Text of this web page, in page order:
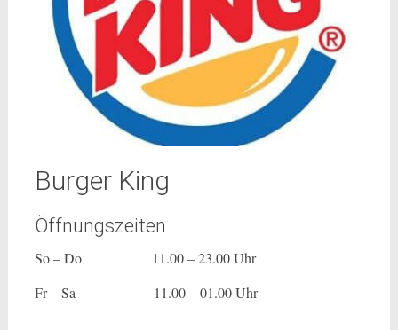
Burger King
Öffnungszeiten
So – Do 11.00 – 23.00 Uhr
Fr – Sa 11.00 – 01.00 Uhr